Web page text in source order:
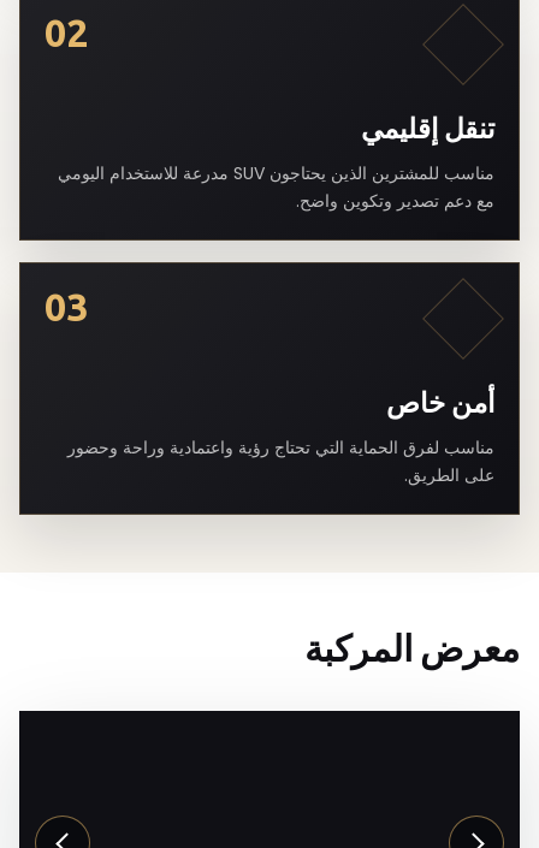
02
تنقل إقليمي
مناسب للمشترين الذين يحتاجون SUV مدرعة للاستخدام اليومي
مع دعم تصدير وتكوين واضح.
03
أمن خاص
مناسب لفرق الحماية التي تحتاج رؤية واعتمادية وراحة وحضور
على الطريق.
معرض المركبة